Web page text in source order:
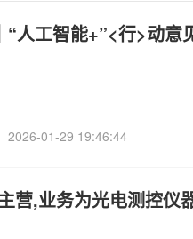
“人工智能+”<行>动意
2026-01-29 19:46:44
营,业务为光电测控仪